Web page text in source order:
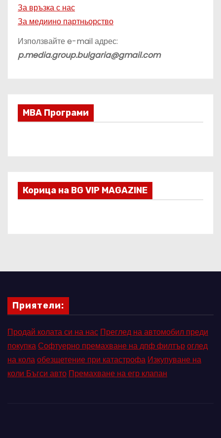
За връзка с нас
За медиино партньорство
Използвайте e-mail адрес:
p.media.group.bulgaria@gmail.com
МВА Програми
Корица на BG VIP MAGAZINE
Приятели:
Продай колата си на нас Преглед на автомобил преди
покупкаСофтуерно премахване на дпф филтъроглед
на колаобезщетение при катастрофа Изкупуване на
коли Бъгси авто Премахване на егр клапан